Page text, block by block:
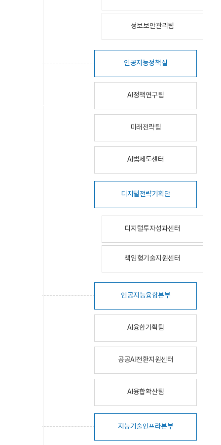
정보보안관리팀
인공지능정책실
AI정책연구팀
미래전략팀
AI법제도센터
디지털전략기획단
디지털투자성과센터
책임형기술지원센터
인공지능융합본부
AI융합기획팀
공공AI전환지원센터
AI융합확산팀
지능기술인프라본부